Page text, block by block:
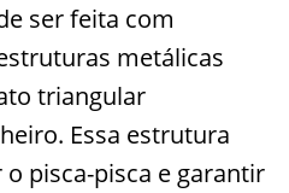
ser feita com
metálicas
triangular
Essa estrutura
pisca-pisca e garantir